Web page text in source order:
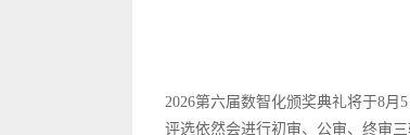
2026第六届数智化颁奖典礼将于8
评选依然会进行初审、公审、终审